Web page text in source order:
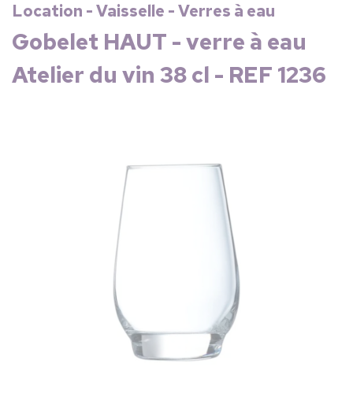
Location - Vaisselle - Verres à eau
Gobelet HAUT - verre à eau
Atelier du vin 38 cl - REF 1236